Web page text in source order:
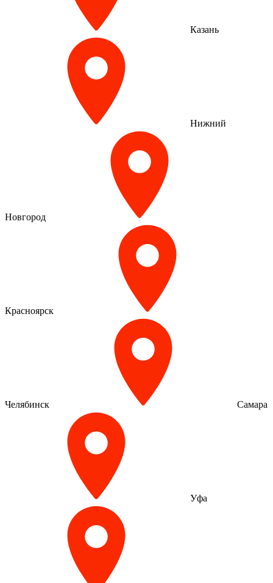
Казань
Нижний
Новгород
Красноярск
Челябинск Самара
Уфа